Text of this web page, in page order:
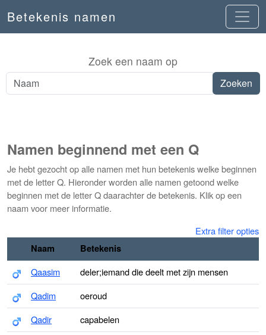
Betekenis namen
Zoek een naam op
Namen beginnend met een Q
Je hebt gezocht op alle namen met hun betekenis welke beginnen
met de letter Q. Hieronder worden alle namen getoond welke
beginnen met de letter Q daarachter de betekenis. Klik op een
naam voor meer informatie.
Extra filter opties
Naam
Betekenis
Qaasim
deler;iemand die deelt met zijn mensen
Qadim
oeroud
Qadir
capabelen